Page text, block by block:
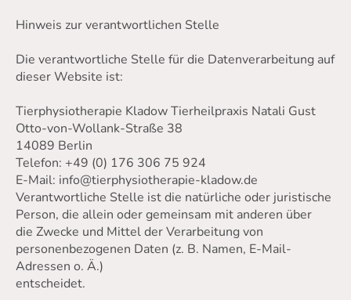
Hinweis zur verantwortlichen Stelle
Die verantwortliche Stelle für die Datenverarbeitung auf
dieser Website ist:
Tierphysiotherapie Kladow Tierheilpraxis Natali Gust
Otto-von-Wollank-Straße 38
14089 Berlin
Telefon: +49 (0) 176 306 75 924
E-Mail: info@tierphysiotherapie-kladow.de
Verantwortliche Stelle ist die natürliche oder juristische
Person, die allein oder gemeinsam mit anderen über
die Zwecke und Mittel der Verarbeitung von
personenbezogenen Daten (z. B. Namen, E-Mail-
Adressen o. Ä.)
entscheidet.